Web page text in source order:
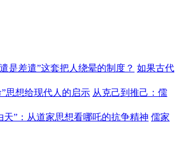
是差遣”这套把人绕晕的制度？ 如果古代
思想给现代人的启示 从克己到推己：儒
天”：从道家思想看哪吒的抗争精神 儒家